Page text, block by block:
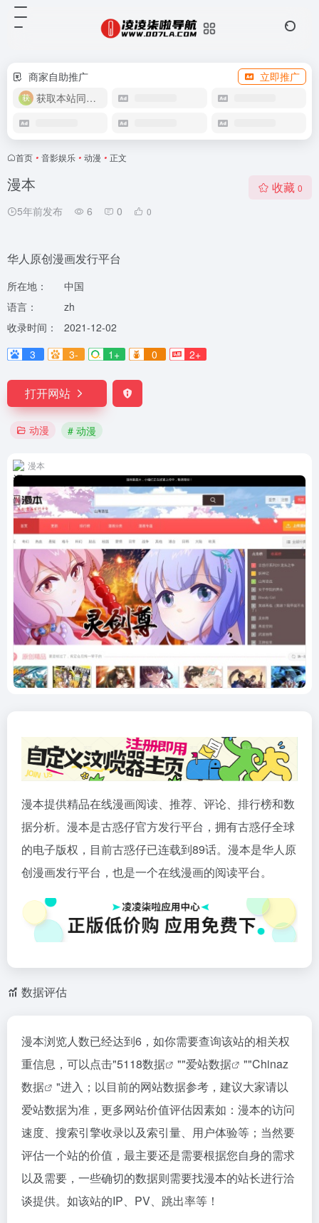
商家自助推广
立即推广
获取本站同款主题
首页 • 音影娱乐 • 动漫 • 正文
漫本
5年前发布 6 0 0
收藏 0
华人原创漫画发行平台
所在地：
中国
语言：
zh
收录时间：
2021-12-02
3
3- 1+ 0 2+
打开网站
动漫 # 动漫
漫本
漫本提供精品在线漫画阅读、推荐、评论、排行榜和数
据分析。漫本是古惑仔官方发行平台，拥有古惑仔全球
的电子版权，目前古惑仔已连载到89话。漫本是华人原
创漫画发行平台，也是一个在线漫画的阅读平台。
数据评估
漫本浏览人数已经达到6，如你需要查询该站的相关权
重信息，可以点击"5118数据 ""爱站数据 ""Chinaz
数据
"进入；以目前的网站数据参考，建议大家请以
爱站数据为准，更多网站价值评估因素如：漫本的访问
速度、搜索引擎收录以及索引量、用户体验等；当然要
评估一个站的价值，最主要还是需要根据您自身的需求
以及需要，一些确切的数据则需要找漫本的站长进行洽
谈提供。如该站的IP、PV、跳出率等！